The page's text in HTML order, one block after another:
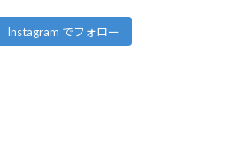
Instagram でフォロー